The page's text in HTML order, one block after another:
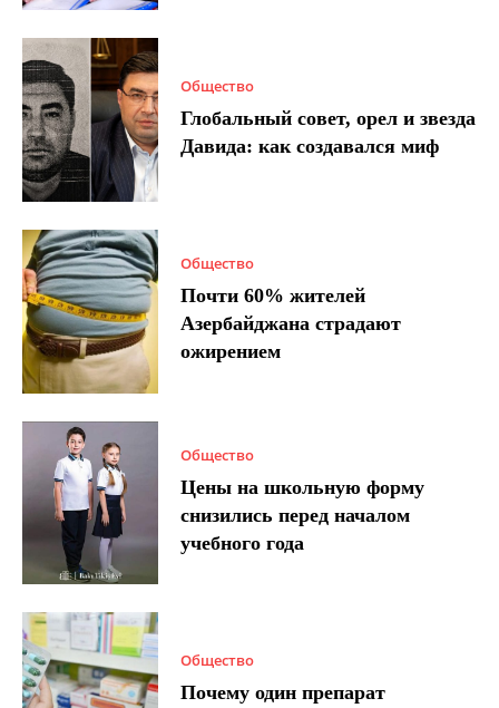
Общество
Глобальный совет, орел и звезда
Давида: как создавался миф
Общество
Почти 60% жителей
Азербайджана страдают
ожирением
Общество
Цены на школьную форму
снизились перед началом
учебного года
Общество
Почему один препарат